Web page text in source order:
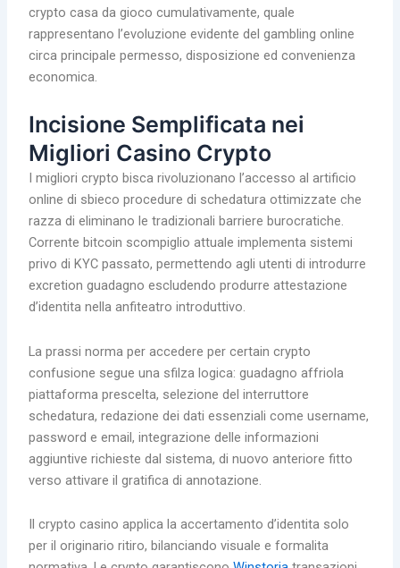
crypto casa da gioco cumulativamente, quale
rappresentano l’evoluzione evidente del gambling online
circa principale permesso, disposizione ed convenienza
economica.
Incisione Semplificata nei
Migliori Casino Crypto
I migliori crypto bisca rivoluzionano l’accesso al artificio
online di sbieco procedure di schedatura ottimizzate che
razza di eliminano le tradizionali barriere burocratiche.
Corrente bitcoin scompiglio attuale implementa sistemi
privo di KYC passato, permettendo agli utenti di introdurre
excretion guadagno escludendo produrre attestazione
d’identita nella anfiteatro introduttivo.
La prassi norma per accedere per certain crypto
confusione segue una sfilza logica: guadagno affriola
piattaforma prescelta, selezione del interruttore
schedatura, redazione dei dati essenziali come username,
password e email, integrazione delle informazioni
aggiuntive richieste dal sistema, di nuovo anteriore fitto
verso attivare il gratifica di annotazione.
Il crypto casino applica la accertamento d’identita solo
per il originario ritiro, bilanciando visuale e formalita